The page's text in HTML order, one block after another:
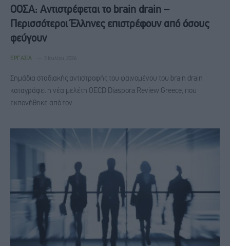
ΟΟΣΑ: Αντιστρέφεται το brain drain –
Περισσότεροι Έλληνες επιστρέφουν από όσους
φεύγουν
ΕΡΓΑΣΊΑ 3 Ιουλίου, 2026
Σημάδια σταδιακής αντιστροφής του φαινομένου του brain drain
καταγράφει η νέα μελέτη OECD Diaspora Review Greece, που
εκπονήθηκε από τον…